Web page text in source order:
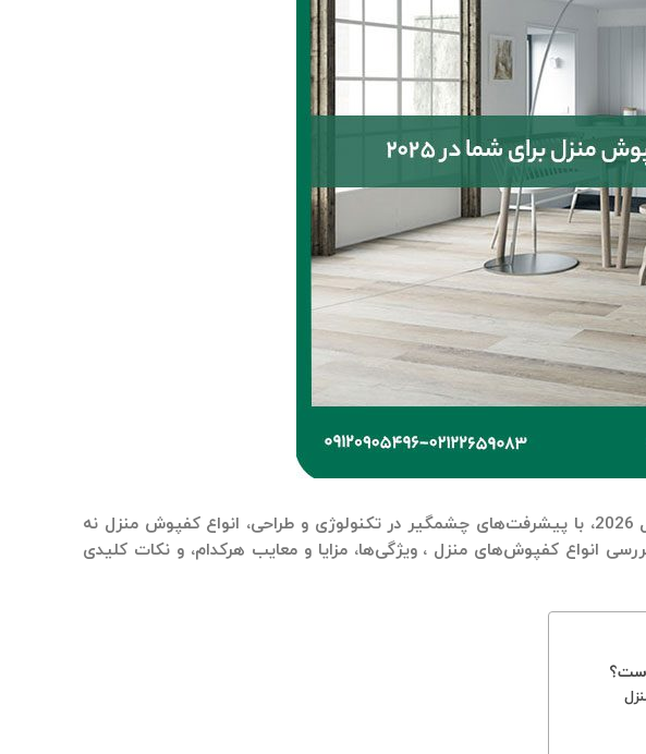
خانه باشد. در سال 2026، با پیشرفت‌های چشمگیر در تکنولوژی و طراحی، انواع کفپوش منزل نه
انواع کفپوش‌های منزل ، ویژگی‌ها، مزایا و معایب هرکدام، و نکات کلیدی